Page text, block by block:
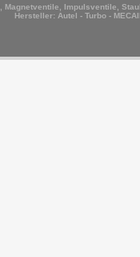
Magnetventile, Impulsventile,
Hersteller: Autel - Turbo -